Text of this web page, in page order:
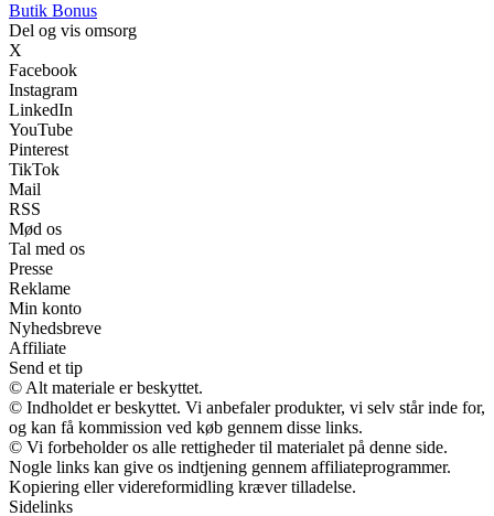
Butik Bonus
Del og vis omsorg
X
Facebook
Instagram
LinkedIn
YouTube
Pinterest
TikTok
Mail
RSS
Mød os
Tal med os
Presse
Reklame
Min konto
Nyhedsbreve
Affiliate
Send et tip
© Alt materiale er beskyttet.
© Indholdet er beskyttet. Vi anbefaler produkter, vi selv står inde for,
og kan få kommission ved køb gennem disse links.
© Vi forbeholder os alle rettigheder til materialet på denne side.
Nogle links kan give os indtjening gennem affiliateprogrammer.
Kopiering eller videreformidling kræver tilladelse.
Sidelinks